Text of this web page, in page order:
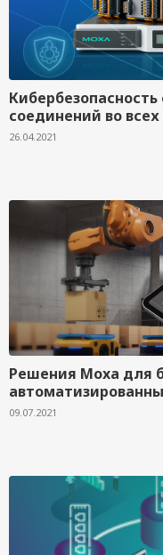
соединений во всех
26.04.2021
Решения Moxa для
09.07.2021